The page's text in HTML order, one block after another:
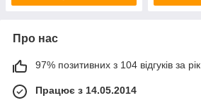
Про нас
97% позитивних з 104 відгуків за рік
Працює з 14.05.2014